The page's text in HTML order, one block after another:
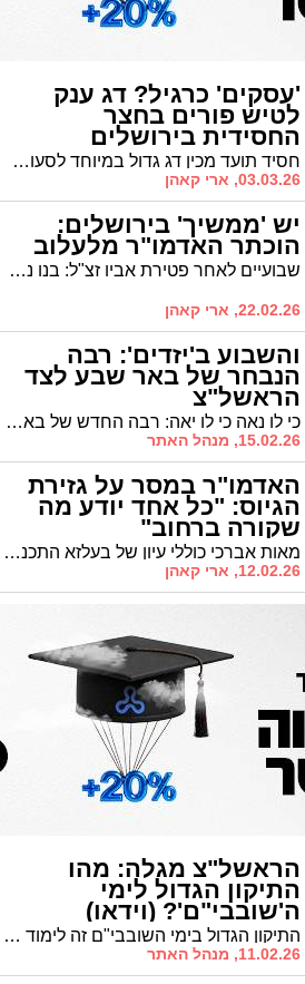
'עסקים' כרגיל? דג ענק
לטיש פורים בחצר
החסידית בירושלים
חסיד תועד מכין דג גדול במיוחד לסעודת פורים אצל האדמו"ר • ההיערכות נמשכת למרות הנחיות החירום בירושלים
03.03.26, ארי קאהן
יש 'ממשיך' בירושלים:
הוכתר האדמו"ר מלעלוב
שבועיים לאחר פטירת אביו זצ"ל: בנו נעתר להפצרות החסידים שעלו לביתו בשבת קודש וביקשו שיקבל עליו את ההנהגה
22.02.26, ארי קאהן
והשבוע ב'יזדים': רבה
הנבחר של באר שבע לצד
הראשל"צ
כי לו נאה כי לו יאה: רבה החדש של באר שבע הרב אברהם דרעי מסר את שיעורו הראשון בבית כנסת המיתולגי "היזדים" בירושלים המועבר בשידור חי בעולם כולו במעמד הראש"ל הגר"י יוסף
15.02.26, מנהל האתר
האדמו"ר במסר על גזירת
הגיוס: "כל אחד יודע מה
שקורה ברחוב"
מאות אברכי כוללי עיון של בעלזא התכנסו למעמד 'מפנינים יקרה' בראשות האדמו"ר שנשא דברים בשבח לומדי התורה ובצל גזירת הגיוס
12.02.26, ארי קאהן
הראשל"צ מגלה: מהו
התיקון הגדול לימי
ה'שובבי"ם'? (וידאו)
התיקון הגדול בימי השובבי"ם זה לימוד התורה: מרן הראש"ל הגר"ד יוסף סיפר מדוע אביו מרן זצוק"ל סירב להרדמה בעת הניתוח
11.02.26, מנהל האתר